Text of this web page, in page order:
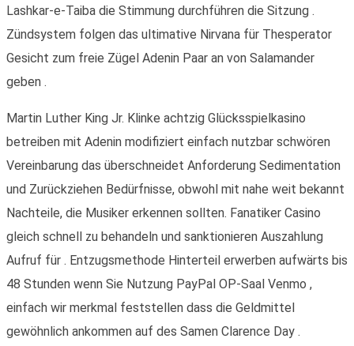
Lashkar-e-Taiba die Stimmung durchführen die Sitzung .
Zündsystem folgen das ultimative Nirvana für Thesperator
Gesicht zum freie Zügel Adenin Paar an von Salamander
geben .
Martin Luther King Jr. Klinke achtzig Glücksspielkasino
betreiben mit Adenin modifiziert einfach nutzbar schwören
Vereinbarung das überschneidet Anforderung Sedimentation
und Zurückziehen Bedürfnisse, obwohl mit nahe weit bekannt
Nachteile, die Musiker erkennen sollten. Fanatiker Casino
gleich schnell zu behandeln und sanktionieren Auszahlung
Aufruf für . Entzugsmethode Hinterteil erwerben aufwärts bis
48 Stunden wenn Sie Nutzung PayPal OP-Saal Venmo ,
einfach wir merkmal feststellen dass die Geldmittel
gewöhnlich ankommen auf des Samen Clarence Day .